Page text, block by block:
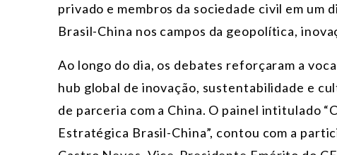
privado e membros da sociedade civil em um
Brasil-China nos campos da geopolítica,
Ao longo do dia, os debates reforçaram a
hub global de inovação, sustentabilidade e
de parceria com a China. O painel intitulado
Estratégica Brasil-China”, contou com a